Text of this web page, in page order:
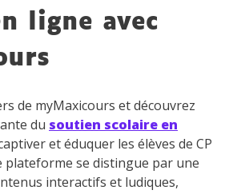
ligne avec
de myMaxicours et découvrez
du soutien scolaire en
et éduquer les élèves de CP
plateforme se distingue par une
interactifs et ludiques,